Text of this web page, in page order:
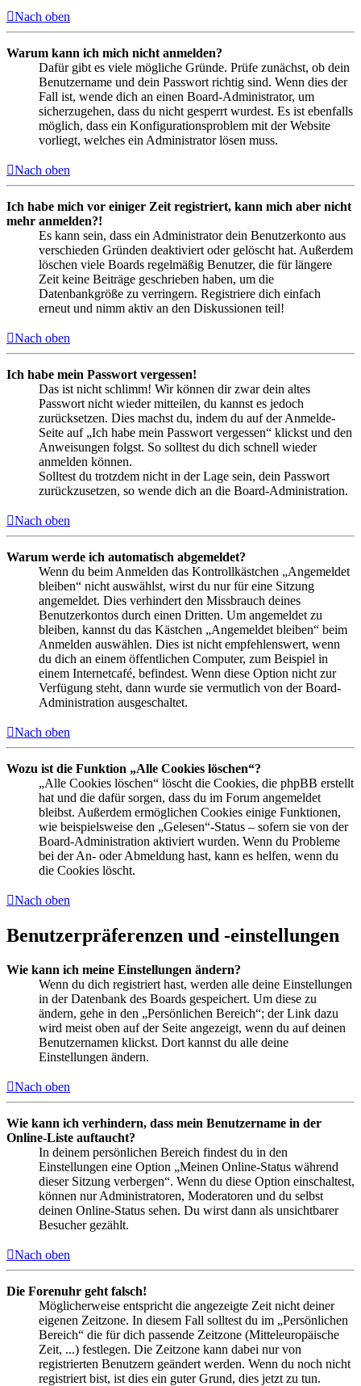
Nach oben
Warum kann ich mich nicht anmelden?
Dafür gibt es viele mögliche Gründe. Prüfe zunächst, ob dein
Benutzername und dein Passwort richtig sind. Wenn dies der
Fall ist, wende dich an einen Board-Administrator, um
sicherzugehen, dass du nicht gesperrt wurdest. Es ist ebenfalls
möglich, dass ein Konfigurationsproblem mit der Website
vorliegt, welches ein Administrator lösen muss.
Nach oben
Ich habe mich vor einiger Zeit registriert, kann mich aber nicht
mehr anmelden?!
Es kann sein, dass ein Administrator dein Benutzerkonto aus
verschieden Gründen deaktiviert oder gelöscht hat. Außerdem
löschen viele Boards regelmäßig Benutzer, die für längere
Zeit keine Beiträge geschrieben haben, um die
Datenbankgröße zu verringern. Registriere dich einfach
erneut und nimm aktiv an den Diskussionen teil!
Nach oben
Ich habe mein Passwort vergessen!
Das ist nicht schlimm! Wir können dir zwar dein altes
Passwort nicht wieder mitteilen, du kannst es jedoch
zurücksetzen. Dies machst du, indem du auf der Anmelde-
Seite auf „Ich habe mein Passwort vergessen“ klickst und den
Anweisungen folgst. So solltest du dich schnell wieder
anmelden können.
Solltest du trotzdem nicht in der Lage sein, dein Passwort
zurückzusetzen, so wende dich an die Board-Administration.
Nach oben
Warum werde ich automatisch abgemeldet?
Wenn du beim Anmelden das Kontrollkästchen „Angemeldet
bleiben“ nicht auswählst, wirst du nur für eine Sitzung
angemeldet. Dies verhindert den Missbrauch deines
Benutzerkontos durch einen Dritten. Um angemeldet zu
bleiben, kannst du das Kästchen „Angemeldet bleiben“ beim
Anmelden auswählen. Dies ist nicht empfehlenswert, wenn
du dich an einem öffentlichen Computer, zum Beispiel in
einem Internetcafé, befindest. Wenn diese Option nicht zur
Verfügung steht, dann wurde sie vermutlich von der Board-
Administration ausgeschaltet.
Nach oben
Wozu ist die Funktion „Alle Cookies löschen“?
„Alle Cookies löschen“ löscht die Cookies, die phpBB erstellt
hat und die dafür sorgen, dass du im Forum angemeldet
bleibst. Außerdem ermöglichen Cookies einige Funktionen,
wie beispielsweise den „Gelesen“-Status – sofern sie von der
Board-Administration aktiviert wurden. Wenn du Probleme
bei der An- oder Abmeldung hast, kann es helfen, wenn du
die Cookies löscht.
Nach oben
Benutzerpräferenzen und -einstellungen
Wie kann ich meine Einstellungen ändern?
Wenn du dich registriert hast, werden alle deine Einstellungen
in der Datenbank des Boards gespeichert. Um diese zu
ändern, gehe in den „Persönlichen Bereich“; der Link dazu
wird meist oben auf der Seite angezeigt, wenn du auf deinen
Benutzernamen klickst. Dort kannst du alle deine
Einstellungen ändern.
Nach oben
Wie kann ich verhindern, dass mein Benutzername in der
Online-Liste auftaucht?
In deinem persönlichen Bereich findest du in den
Einstellungen eine Option „Meinen Online-Status während
dieser Sitzung verbergen“. Wenn du diese Option einschaltest,
können nur Administratoren, Moderatoren und du selbst
deinen Online-Status sehen. Du wirst dann als unsichtbarer
Besucher gezählt.
Nach oben
Die Forenuhr geht falsch!
Möglicherweise entspricht die angezeigte Zeit nicht deiner
eigenen Zeitzone. In diesem Fall solltest du im „Persönlichen
Bereich“ die für dich passende Zeitzone (Mitteleuropäische
Zeit, ...) festlegen. Die Zeitzone kann dabei nur von
registrierten Benutzern geändert werden. Wenn du noch nicht
registriert bist, ist dies ein guter Grund, dies jetzt zu tun.